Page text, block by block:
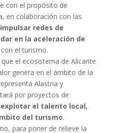
con el propósito de
en colaboración con las
impulsar redes de
en la aceleración de
el turismo.
el ecosistema de Alicante
genera en el ámbito de la
Alastria y
por proyectos de
explotar el talento local,
del turismo.
para poner de relieve la